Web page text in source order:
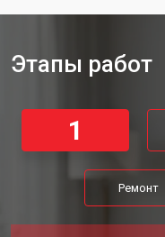
Этапы работ
1
Ремонт